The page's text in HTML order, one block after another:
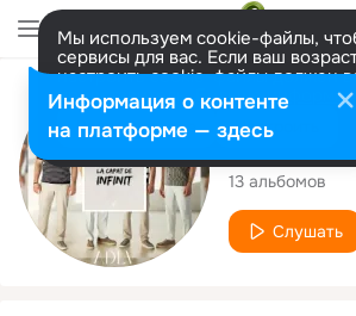
Мы используем cookie-файлы,
сервисы для вас. Если ваш
настроить cookie-файлы должен
представитель. Больше
Разрешить все Настроить
Исполнитель
Ad
13 альбомов
Слушать
Информация о контенте
на платформе — здесь